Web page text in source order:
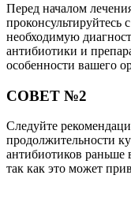
Перед началом
проконсультируйтесь
необходимую
антибиотики и
особенности вашего
СОВЕТ №2
Следуйте
продолжительности
антибиотиков раньше
так как это может